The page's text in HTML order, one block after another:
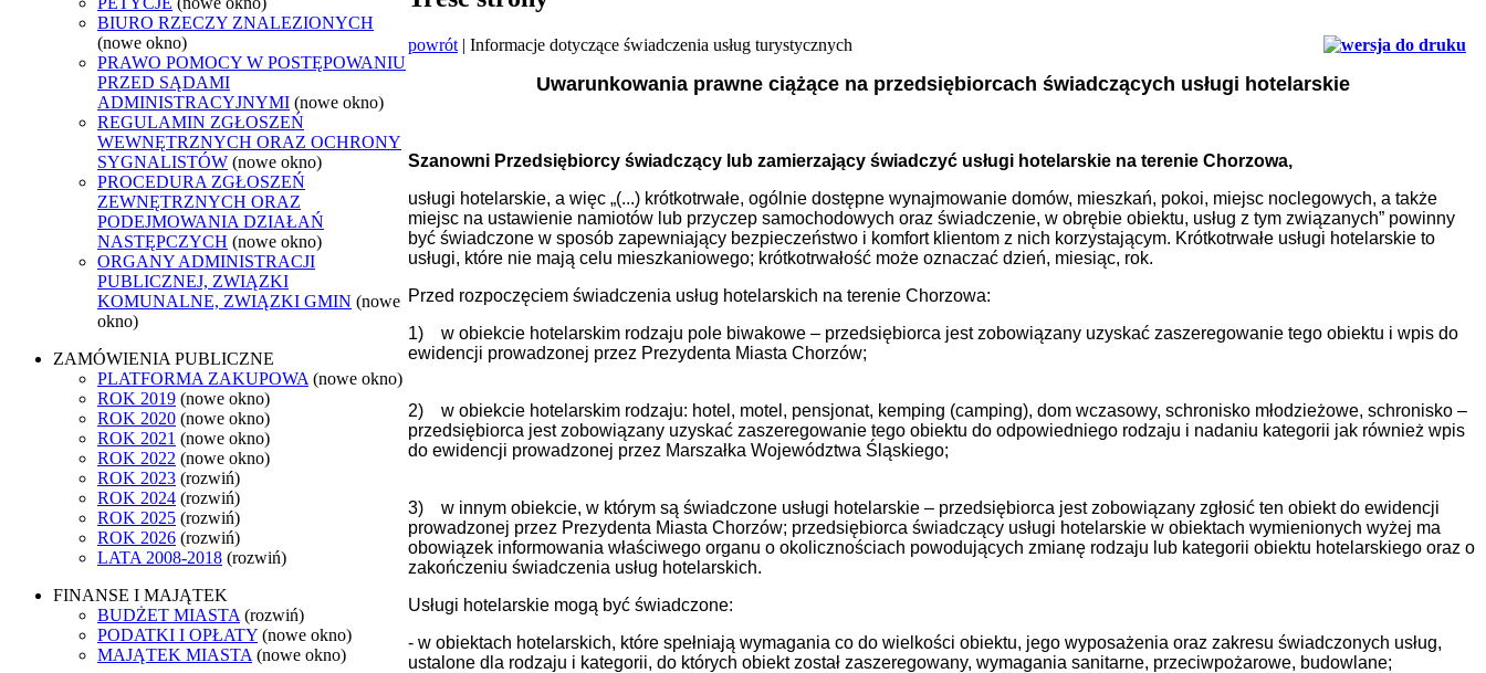
BIURO RZECZY ZNALEZIONYCH
(nowe okno)
PRAWO POMOCY W POSTĘPOWANIU
PRZED SĄDAMI
ADMINISTRACYJNYMI (nowe okno)
REGULAMIN ZGŁOSZEŃ
WEWNĘTRZNYCH ORAZ OCHRONY
SYGNALISTÓW (nowe okno)
PROCEDURA ZGŁOSZEŃ
ZEWNĘTRZNYCH ORAZ
PODEJMOWANIA DZIAŁAŃ
NASTĘPCZYCH (nowe okno)
ORGANY ADMINISTRACJI
PUBLICZNEJ, ZWIĄZKI
KOMUNALNE, ZWIĄZKI GMIN (nowe
okno)
ZAMÓWIENIA PUBLICZNE
PLATFORMA ZAKUPOWA (nowe okno)
ROK 2019 (nowe okno)
ROK 2020 (nowe okno)
ROK 2021 (nowe okno)
ROK 2022 (nowe okno)
ROK 2023 (rozwiń)
ROK 2024 (rozwiń)
ROK 2025 (rozwiń)
ROK 2026 (rozwiń)
LATA 2008-2018 (rozwiń)
FINANSE I MAJĄTEK
BUDŻET MIASTA (rozwiń)
PODATKI I OPŁATY (nowe okno)
MAJĄTEK MIASTA (nowe okno)
powrót | Informacje dotyczące świadczenia usług turystycznych
Uwarunkowania prawne ciążące na przedsiębiorcach świadczących usługi hotelarskie
Szanowni Przedsiębiorcy świadczący lub zamierzający świadczyć usługi hotelarskie na terenie Chorzowa,
usługi hotelarskie, a więc „(...) krótkotrwałe, ogólnie dostępne wynajmowanie domów, mieszkań, pokoi, miejsc noclegowych, a także
miejsc na ustawienie namiotów lub przyczep samochodowych oraz świadczenie, w obrębie obiektu, usług z tym związanych” powinny
być świadczone w sposób zapewniający bezpieczeństwo i komfort klientom z nich korzystającym. Krótkotrwałe usługi hotelarskie to
usługi, które nie mają celu mieszkaniowego; krótkotrwałość może oznaczać dzień, miesiąc, rok.
Przed rozpoczęciem świadczenia usług hotelarskich na terenie Chorzowa:
1) w obiekcie hotelarskim rodzaju pole biwakowe – przedsiębiorca jest zobowiązany uzyskać zaszeregowanie tego obiektu i wpis do
ewidencji prowadzonej przez Prezydenta Miasta Chorzów;
2) w obiekcie hotelarskim rodzaju: hotel, motel, pensjonat, kemping (camping), dom wczasowy, schronisko młodzieżowe, schronisko –
przedsiębiorca jest zobowiązany uzyskać zaszeregowanie tego obiektu do odpowiedniego rodzaju i nadaniu kategorii jak również wpis
do ewidencji prowadzonej przez Marszałka Województwa Śląskiego;
3) w innym obiekcie, w którym są świadczone usługi hotelarskie – przedsiębiorca jest zobowiązany zgłosić ten obiekt do ewidencji
prowadzonej przez Prezydenta Miasta Chorzów; przedsiębiorca świadczący usługi hotelarskie w obiektach wymienionych wyżej ma
obowiązek informowania właściwego organu o okolicznościach powodujących zmianę rodzaju lub kategorii obiektu hotelarskiego oraz o
zakończeniu świadczenia usług hotelarskich.
Usługi hotelarskie mogą być świadczone:
- w obiektach hotelarskich, które spełniają wymagania co do wielkości obiektu, jego wyposażenia oraz zakresu świadczonych usług,
ustalone dla rodzaju i kategorii, do których obiekt został zaszeregowany, wymagania sanitarne, przeciwpożarowe, budowlane;